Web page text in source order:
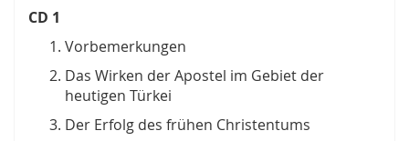
CD 1
Vorbemerkungen
Das Wirken der Apostel im Gebiet der
heutigen Türkei
Der Erfolg des frühen Christentums